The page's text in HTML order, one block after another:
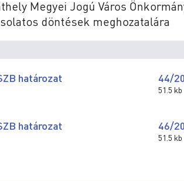
Megyei Jogú Város
döntések meghozatalára
határozat 44/
51.5 kb
határozat 46/
51.5 kb